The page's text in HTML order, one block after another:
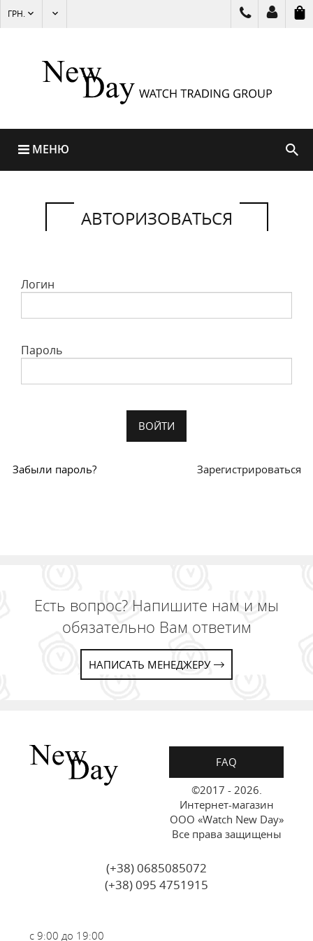
ГРН.
МЕНЮ
АВТОРИЗОВАТЬСЯ
Логин
Пароль
Забыли пароль? Зарегистрироваться
Есть вопрос? Напишите нам и мы
обязательно Вам ответим
НАПИСАТЬ МЕНЕДЖЕРУ
FAQ
©2017 - 2026.
Интернет-магазин
ООО «Watch New Day»
Все права защищены
(+38) 0685085072
(+38) 095 4751915
с 9:00 до 19:00